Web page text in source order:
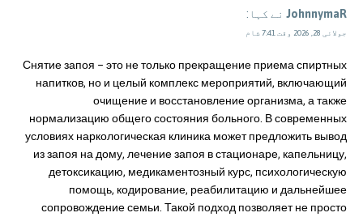
JohnnymaR نے کہا:
جولائی 28, 2026 وقت 7:41 شام
Снятие запоя – это не только прекращение приема спиртных
напитков, но и целый комплекс мероприятий, включающий
очищение и восстановление организма, а также
нормализацию общего состояния больного. В современных
условиях наркологическая клиника может предложить вывод
из запоя на дому, лечение запоя в стационаре, капельницу,
детоксикацию, медикаментозный курс, психологическую
помощь, кодирование, реабилитацию и дальнейшее
сопровождение семьи. Такой подход позволяет не просто